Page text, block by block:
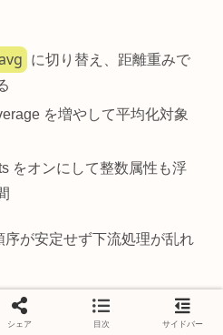
に切り替え、距離重みで
を増やして平均化対象
をオンにして整数属性も浮
序が安定せず下流処理が乱れ
シェア 目次 サイドバー